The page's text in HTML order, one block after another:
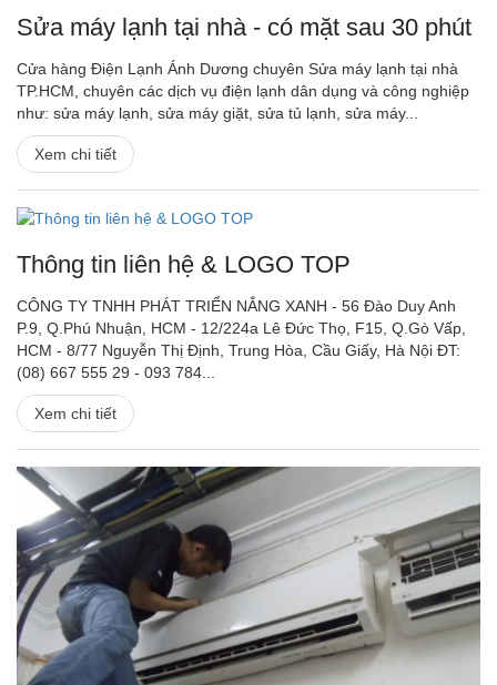
Sửa máy lạnh tại nhà - có mặt sau 30 phút
Cửa hàng Điện Lạnh Ánh Dương chuyên Sửa máy lạnh tại nhà
TP.HCM, chuyên các dịch vụ điện lạnh dân dụng và công nghiệp
như: sửa máy lạnh, sửa máy giặt, sửa tủ lạnh, sửa máy...
Xem chi tiết
Thông tin liên hệ & LOGO TOP
CÔNG TY TNHH PHÁT TRIỂN NẮNG XANH - 56 Đào Duy Anh
P.9, Q.Phú Nhuận, HCM - 12/224a Lê Đức Thọ, F15, Q.Gò Vấp,
HCM - 8/77 Nguyễn Thị Định, Trung Hòa, Cầu Giấy, Hà Nội ĐT:
(08) 667 555 29 - 093 784...
Xem chi tiết